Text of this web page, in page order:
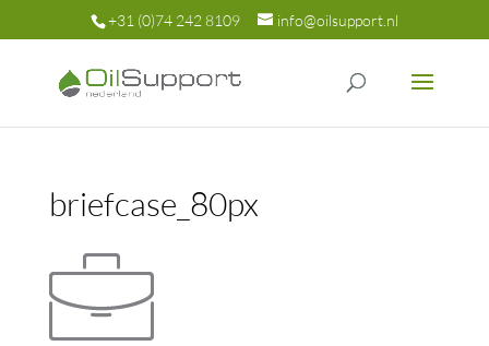
+31 (0)74 242 8109 info@oilsupport.nl
briefcase_80px